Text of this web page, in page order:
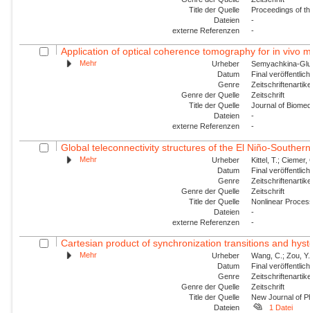
Title der Quelle
Proceedings of
Dateien
-
externe Referenzen
-
Application of optical coherence tomography for in vivo
Mehr Urheber
Semyachkina-
Datum
Final
Genre
Genre der Quelle
Zeitschrift
Title der Quelle
Journal of
Dateien
-
externe Referenzen
-
Global teleconnectivity structures of the El Niño-
Mehr Urheber
Kittel, T.;
Datum
Final
Genre
Genre der Quelle
Zeitschrift
Title der Quelle
Nonlinear
Dateien
-
externe Referenzen
-
Cartesian product of synchronization transitions and
Mehr Urheber
Wang, C.; Zou,
Datum
Final
Genre
Genre der Quelle
Zeitschrift
Title der Quelle
New Journal of
Dateien
1 Datei